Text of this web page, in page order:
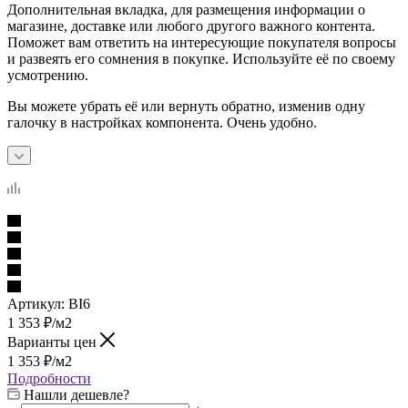
Дополнительная вкладка, для размещения информации о
магазине, доставке или любого другого важного контента.
Поможет вам ответить на интересующие покупателя вопросы
и развеять его сомнения в покупке. Используйте её по своему
усмотрению.
Вы можете убрать её или вернуть обратно, изменив одну
галочку в настройках компонента. Очень удобно.
Артикул: BI6
1 353 ₽/м2
Варианты цен
1 353 ₽/м2
Подробности
Нашли дешевле?